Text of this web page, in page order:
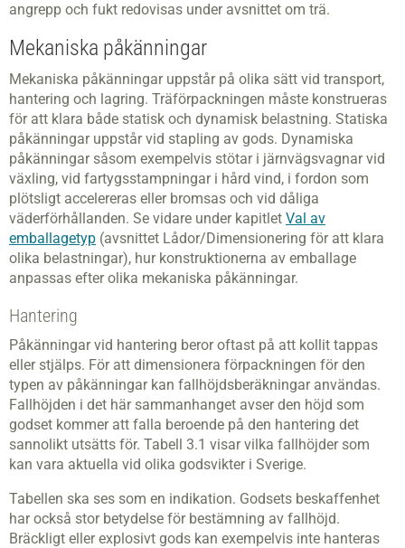
angrepp och fukt redovisas under avsnittet om trä.
Mekaniska påkänningar
Mekaniska påkänningar uppstår på olika sätt vid transport,
hantering och lagring. Träförpackningen måste konstrueras
för att klara både statisk och dynamisk belastning. Statiska
påkänningar uppstår vid stapling av gods. Dynamiska
påkänningar såsom exempelvis stötar i järnvägsvagnar vid
växling, vid fartygsstampningar i hård vind, i fordon som
plötsligt accelereras eller bromsas och vid dåliga
väderförhållanden. Se vidare under kapitlet Val av
emballagetyp (avsnittet Lådor/Dimensionering för att klara
olika belastningar), hur konstruktionerna av emballage
anpassas efter olika mekaniska påkänningar.
Hantering
Påkänningar vid hantering beror oftast på att kollit tappas
eller stjälps. För att dimensionera förpackningen för den
typen av påkänningar kan fallhöjdsberäkningar användas.
Fallhöjden i det här sammanhanget avser den höjd som
godset kommer att falla beroende på den hantering det
sannolikt utsätts för. Tabell 3.1 visar vilka fallhöjder som
kan vara aktuella vid olika godsvikter i Sverige.
Tabellen ska ses som en indikation. Godsets beskaffenhet
har också stor betydelse för bestämning av fallhöjd.
Bräckligt eller explosivt gods kan exempelvis inte hanteras